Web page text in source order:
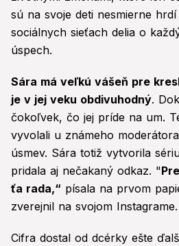
sú na svoje deti nesmierne
sociálnych sieťach delia o
úspech.
Sára má veľkú vášeň pre
je v jej veku obdivuhodný.
čokoľvek, čo jej príde na um.
vyvolali u známeho
úsmev. Sára totiž vytvorila
pridala aj nečakaný odkaz. "
ťa rada,“ písala na prvom
zverejnil na svojom Instagrame.
Cifra dostal od dcérky ešte